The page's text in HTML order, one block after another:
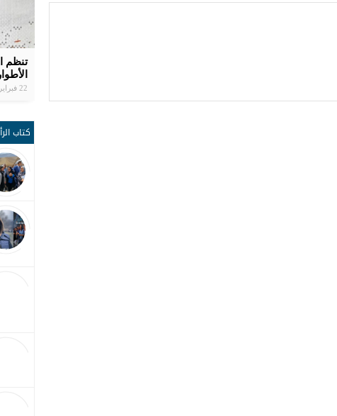
يوقّع
مجال
تنظم
22 فبراير | 19:25
دكار
بلاغ
الشق
كرة
التاسعة
كتاب